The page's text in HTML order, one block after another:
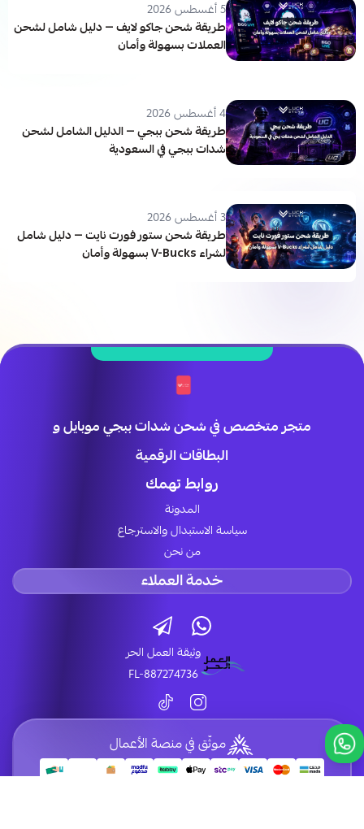
5 أغسطس 2026
طريقة شحن جاكو لايف — دليل شامل لشحن
العملات بسهولة وأمان
4 أغسطس 2026
طريقة شحن ببجي — الدليل الشامل لشحن
شدات ببجي في السعودية
3 أغسطس 2026
طريقة شحن ستور فورت نايت — دليل شامل
لشراء V-Bucks بسهولة وأمان
متجر متخصص في شحن شدات ببجي موبايل و
البطاقات الرقمية
روابط تهمك
المدونة
سياسة الاستبدال والاسترجاع
من نحن
خدمة العملاء
وثيقة العمل الحر
FL-887274736
موثّق في منصة الأعمال